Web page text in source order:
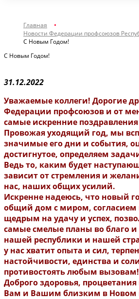
Главная
Новости Федерации профсоюзов
С Новым Годом!
С Новым Годом!
31.12.2022
Уважаемые коллеги! Дорогие
Федерации профсоюзов и от
самые искренние
Провожая уходящий год, мы
значимые его дни и события,
достигнутое, определяем
Ведь то, каким будет
зависит от стремления и
нас, наших общих усилий.
Искренне надеюсь, что новый
общий дом с миром, согласием
щедрым на удачу и успех,
самые смелые планы во благо и
нашей республики и нашей
у нас хватит опыта и сил,
настойчивости, единства и
противостоять любым вызовам!
Доброго здоровья,
Вам и Вашим близким в Новом